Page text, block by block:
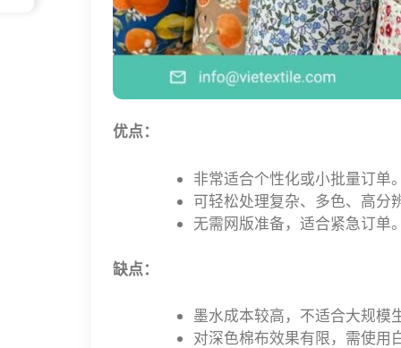
优点：
非常适合个性化或小批量订单
可轻松处理复杂、多色、高分
无需网版准备，适合紧急订单
缺点：
墨水成本较高，不适合大规模
对深色棉布效果有限，需使用